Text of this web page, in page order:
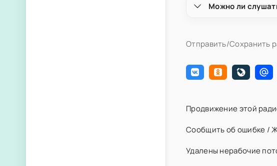
Можно ли
Отправить/Сохранить
Продвижение этой
Сообщить об ошибке /
Удалены нерабочие